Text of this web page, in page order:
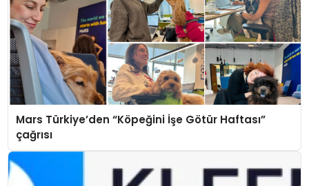
Mars Türkiye’den “Köpeğini İşe Götür Haftası”
çağrısı